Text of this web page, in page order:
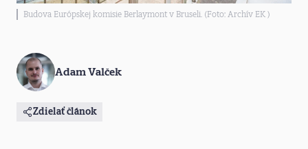
Budova Európskej komisie Berlaymont v Bruseli. (Foto: Archív EK )
Adam Valček
Zdielať článok